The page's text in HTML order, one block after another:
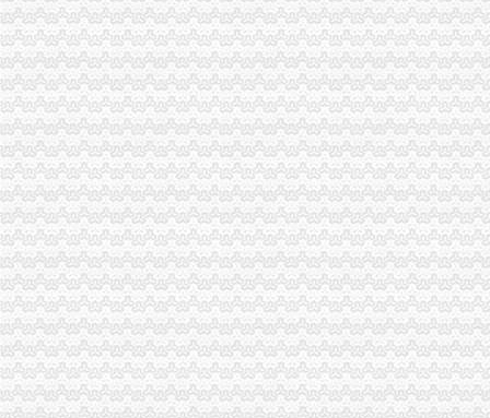
【专业税务清算】-义乌北苑易登网
企业年检税务清算汇缴_已解决-阿里巴巴生意经
重庆代账公司
重庆柯业工商咨询有限公司|重庆工商注册,重庆代账公司,重庆代办
【重庆专业代账、税务咨询,找重庆会计网校】-九龙坡陈家坪职业培
一般纳税人注销
海淀税务注销_北京税务注销_一般纳税人海淀税务注销
2016年一般纳税人公司注销税务登记流程-U88加盟网
公司注销流程
美国公司注销流程_志趣网
【企业注销流程公司注销手续】价格,厂家,公司注销与变更-搜了网
进出口申请条件
肇庆进出口申请条件及办理流程需要多少费用呢-肇庆58同城
供应上海公司申请进出口权的条件|代理申请自营进出口,上海上海市
进出口资质
进出口资质办理_|进出口资质办理【官网】_|进出口资质办理【官方网
【浦东公司申请进出口资质注册上海各类贸易进出口公司】价格,
自营进出口权